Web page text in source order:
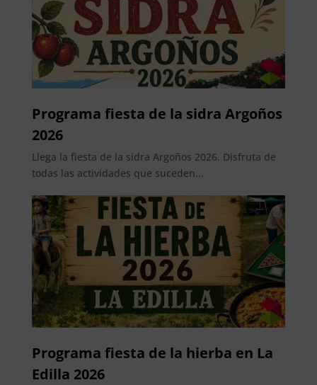
Programa fiesta de la sidra Argoños
2026
Llega la fiesta de la sidra Argoños 2026. Disfruta de
todas las actividades que suceden...
Programa fiesta de la hierba en La
Edilla 2026